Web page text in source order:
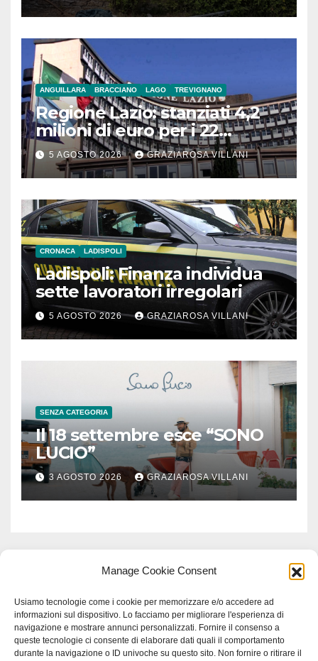
Manage Cookie Consent
Usiamo tecnologie come i cookie per memorizzare e/o accedere ad
informazioni sul dispositivo. Lo facciamo per migliorare l'esperienza di
navigazione e mostrare annunci personalizzati. Fornire il consenso a
queste tecnologie ci consente di elaborare dati quali il comportamento
durante la navigazione o ID univoche su questo sito. Non fornire o ritirare il
ANGUILLARA BRACCIANO LAGO TREVIGNANO
Regione Lazio: stanziati 4,2
milioni di euro per i 22
Comuni dell’Etruria
Meridionale
5 AGOSTO 2026 GRAZIAROSA VILLANI
CRONACA LADISPOLI
Ladispoli: Finanza individua
sette lavoratori irregolari
5 AGOSTO 2026 GRAZIAROSA VILLANI
SENZA CATEGORIA
Il 18 settembre esce “SONO
LUCIO”
3 AGOSTO 2026 GRAZIAROSA VILLANI